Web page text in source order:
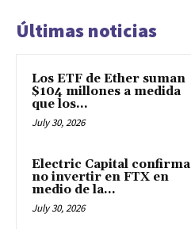
Últimas noticias
Los ETF de Ether suman
$104 millones a medida
que los...
July 30, 2026
Electric Capital confirma
no invertir en FTX en
medio de la...
July 30, 2026